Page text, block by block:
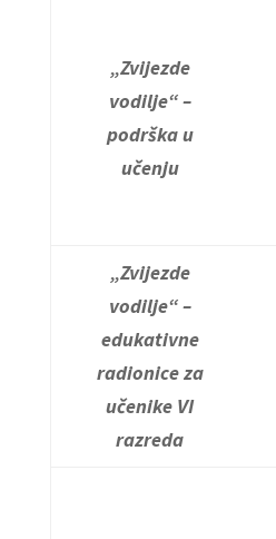
„Zvijezde
vodilje“ –
podrška u
učenju
„Zvijezde
vodilje“ –
edukativne
radionice za
učenike VI
razreda